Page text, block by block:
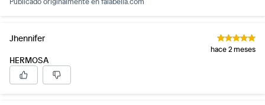
Jhennifer
hace 2 meses
HERMOSA